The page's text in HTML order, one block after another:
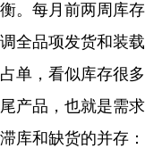
。每月前两周库
全品项发货和装
单，看似库存很
产品，也就是需
库和缺货的并存